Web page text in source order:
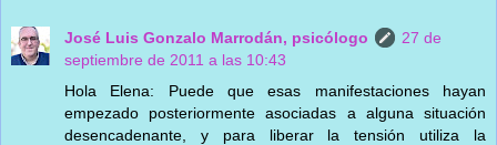
José Luis Gonzalo Marrodán, psicólogo
27 de
septiembre de 2011 a las 10:43
Hola Elena: Puede que esas manifestaciones hayan
empezado posteriormente asociadas a alguna situación
desencadenante, y para liberar la tensión utiliza la